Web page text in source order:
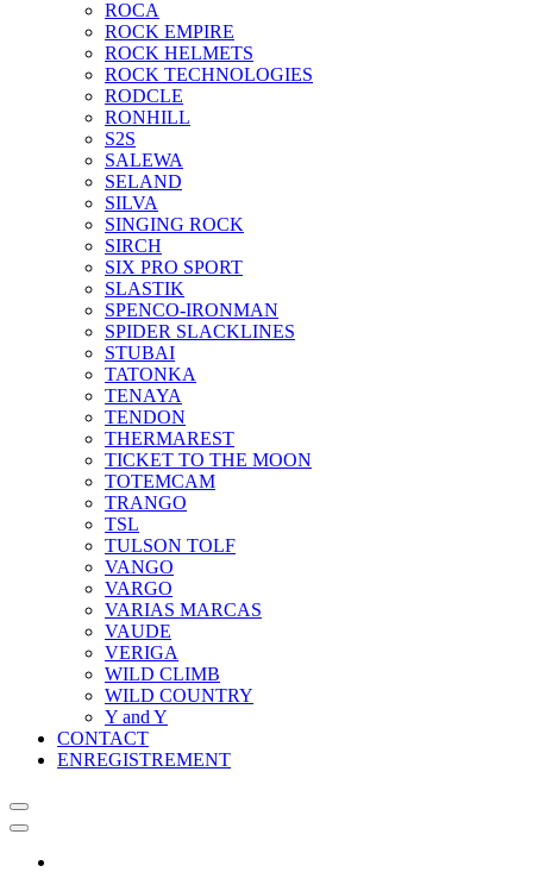
ROCA
ROCK EMPIRE
ROCK HELMETS
ROCK TECHNOLOGIES
RODCLE
RONHILL
S2S
SALEWA
SELAND
SILVA
SINGING ROCK
SIRCH
SIX PRO SPORT
SLASTIK
SPENCO-IRONMAN
SPIDER SLACKLINES
STUBAI
TATONKA
TENAYA
TENDON
THERMAREST
TICKET TO THE MOON
TOTEMCAM
TRANGO
TSL
TULSON TOLF
VANGO
VARGO
VARIAS MARCAS
VAUDE
VERIGA
WILD CLIMB
WILD COUNTRY
Y and Y
CONTACT
ENREGISTREMENT